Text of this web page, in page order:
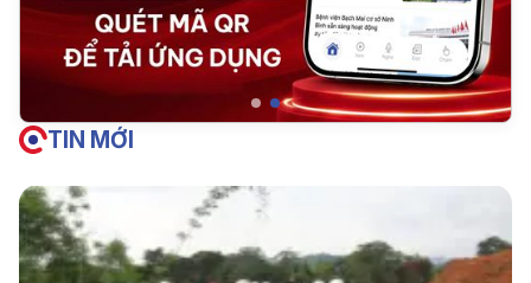
TIN MỚI